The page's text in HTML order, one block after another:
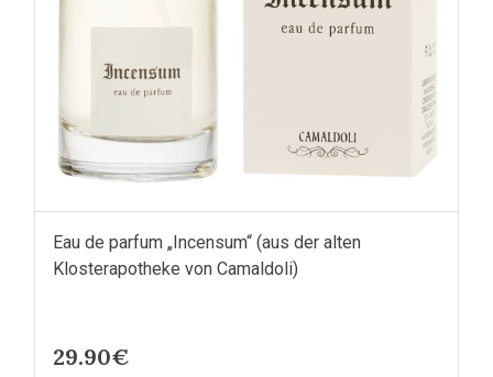
Eau de parfum „Incensum“ (aus der alten
Klosterapotheke von Camaldoli)
29.90€